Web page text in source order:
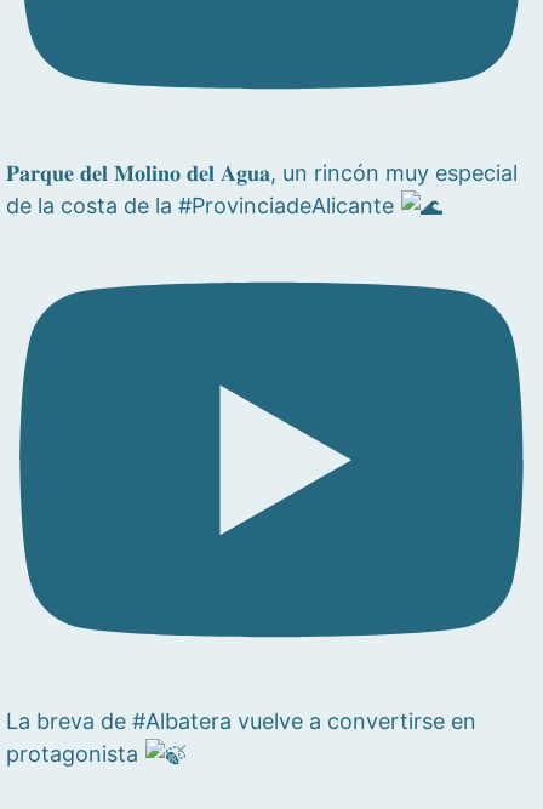
𝐏𝐚𝐫𝐪𝐮𝐞 𝐝𝐞𝐥 𝐌𝐨𝐥𝐢𝐧𝐨 𝐝𝐞𝐥 𝐀𝐠𝐮𝐚, un rincón muy especial
de la costa de la #ProvinciadeAlicante
La breva de #Albatera vuelve a convertirse en
protagonista